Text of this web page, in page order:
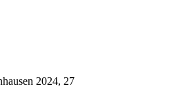
2024, 27